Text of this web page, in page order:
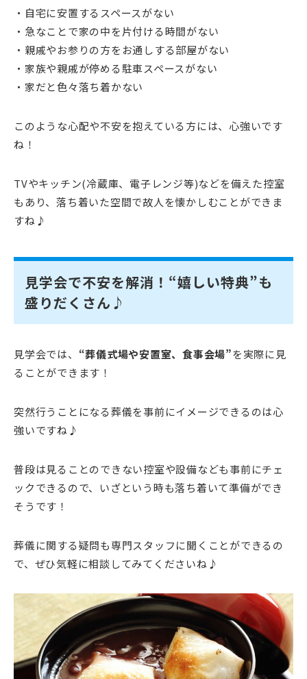
・自宅に安置するスペースがない
・急なことで家の中を片付ける時間がない
・親戚やお参りの方をお通しする部屋がない
・家族や親戚が停める駐車スペースがない
・家だと色々落ち着かない
このような心配や不安を抱えている方には、心強いです
ね！
TVやキッチン(冷蔵庫、電子レンジ等)などを備えた控室
もあり、落ち着いた空間で故人を懐かしむことができま
すね♪
見学会で不安を解消！“嬉しい特典”も
盛りだくさん♪
見学会では、 “葬儀式場や安置室、食事会場”を実際に見
ることができます！
突然行うことになる葬儀を事前にイメージできるのは心
強いですね♪
普段は見ることのできない控室や設備なども事前にチェ
ックできるので、いざという時も落ち着いて準備ができ
そうです！
葬儀に関する疑問も専門スタッフに聞くことができるの
で、ぜひ気軽に相談してみてくださいね♪